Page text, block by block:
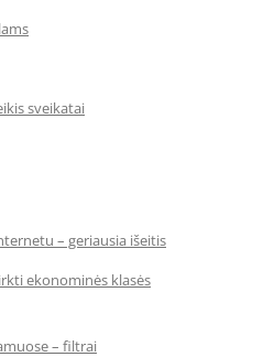
sveikatai
– geriausia išeitis
ekonominės klasės
– filtrai